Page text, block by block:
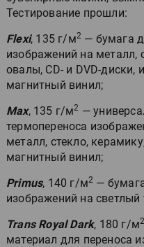
Тестирование прошли:
Flexi, 135 г/м2 — бумага
изображений на металл,
овалы, CD- и DVD-диски,
магнитный винил;
Max, 135 г/м2 —
термопереноса
металл, стекло,
магнитный винил;
Primus, 140 г/м2 —
изображений на светлый
Trans Royal Dark, 180 г/м2
материал для переноса